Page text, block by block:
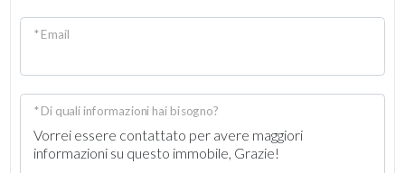
* Email
* Di quali informazioni hai bisogno?